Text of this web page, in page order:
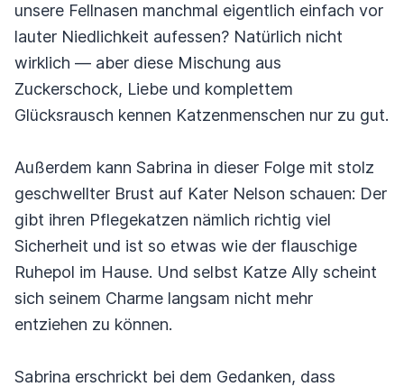
unsere Fellnasen manchmal eigentlich einfach vor
lauter Niedlichkeit aufessen? Natürlich nicht
wirklich — aber diese Mischung aus
Zuckerschock, Liebe und komplettem
Glücksrausch kennen Katzenmenschen nur zu gut.
Außerdem kann Sabrina in dieser Folge mit stolz
geschwellter Brust auf Kater Nelson schauen: Der
gibt ihren Pflegekatzen nämlich richtig viel
Sicherheit und ist so etwas wie der flauschige
Ruhepol im Hause. Und selbst Katze Ally scheint
sich seinem Charme langsam nicht mehr
entziehen zu können.
Sabrina erschrickt bei dem Gedanken, dass